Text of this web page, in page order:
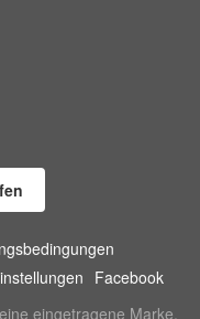
Facebook
eingetragene Marke.